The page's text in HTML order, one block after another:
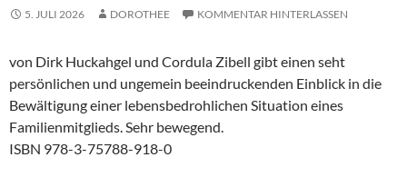
5. JULI 2026 DOROTHEE KOMMENTAR HINTERLASSEN
von Dirk Huckahgel und Cordula Zibell gibt einen seht
persönlichen und ungemein beeindruckenden Einblick in die
Bewältigung einer lebensbedrohlichen Situation eines
Familienmitglieds. Sehr bewegend.
ISBN 978-3-75788-918-0